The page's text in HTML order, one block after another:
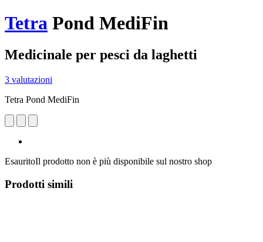
Tetra Pond MediFin
Medicinale per pesci da laghetti
3 valutazioni
Tetra Pond MediFin
EsauritoIl prodotto non è più disponibile sul nostro shop
Prodotti simili